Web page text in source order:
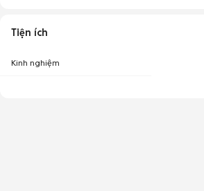
Tiện ích
Kinh nghiệm